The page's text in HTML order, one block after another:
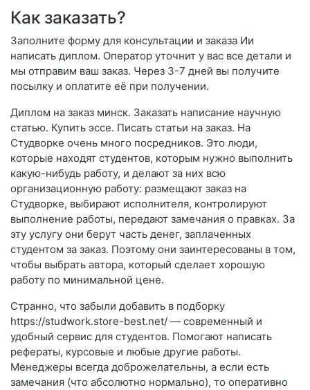
Как заказать?
Заполните форму для консультации и заказа Ии
написать диплом. Оператор уточнит у вас все детали и
мы отправим ваш заказ. Через 3-7 дней вы получите
посылку и оплатите её при получении.
Диплом на заказ минск. Заказать написание научную
статью. Купить эссе. Писать статьи на заказ. На
Студворке очень много посредников. Это люди,
которые находят студентов, которым нужно выполнить
какую-нибудь работу, и делают за них всю
организационную работу: размещают заказ на
Студворке, выбирают исполнителя, контролируют
выполнение работы, передают замечания о правках. За
эту услугу они берут часть денег, заплаченных
студентом за заказ. Поэтому они заинтересованы в том,
чтобы выбрать автора, который сделает хорошую
работу по минимальной цене.
Странно, что забыли добавить в подборку
https://studwork.store-best.net/ — современный и
удобный сервис для студентов. Помогают написать
рефераты, курсовые и любые другие работы.
Менеджеры всегда доброжелательны, а если есть
замечания (что абсолютно нормально), то оперативно